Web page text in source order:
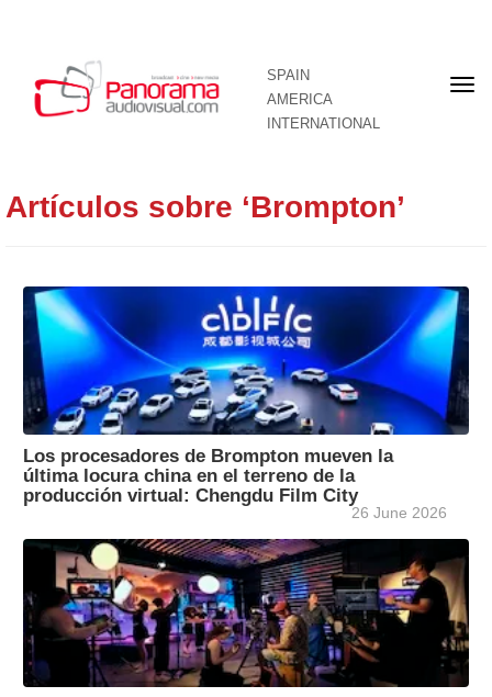
SPAIN
AMERICA
INTERNATIONAL
Artículos sobre ‘Brompton’
Los procesadores de Brompton mueven la
última locura china en el terreno de la
producción virtual: Chengdu Film City
26 June 2026